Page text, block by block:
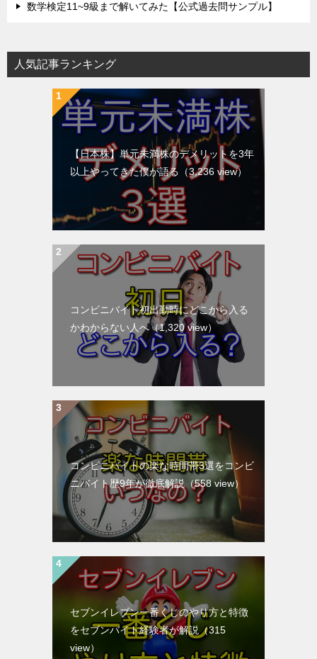
数学検定11~9級まで解いてみた【公式過去問サンプル】
人気記事ランキング
【日本株】単元未満株のデメリットを3年
以上やってきた僕が語る （3,236 view）
コンビニバイト初出勤時にどこから入る
かわからない人へ（1,320 view）
コンビニバイトの楽な時間帯3選をコンビ
ニバイト歴9年が徹底解説 （558 view）
セブンイレブン一番くじのやり方と特徴
をセブンバイト経験者が解説 （315
view）